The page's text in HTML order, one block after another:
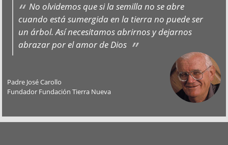
No olvidemos que si la semilla no se abre
cuando está sumergida en la tierra no puede ser
un árbol. Así necesitamos abrirnos y dejarnos
abrazar por el amor de Dios
Padre José Carollo
Fundador Fundación Tierra Nueva